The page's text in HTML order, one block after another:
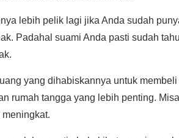
lebih pelik lagi jika Anda sudah
Padahal suami Anda pasti sudah
yang dihabiskannya untuk
rumah tangga yang lebih penting.